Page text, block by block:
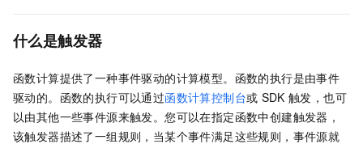
什么是触发器
函数计算提供了一种事件驱动的计算模型。函数的执行是由事件
驱动的。函数的执行可以通过函数计算控制台或 SDK 触发，也可
以由其他一些事件源来触发。您可以在指定函数中创建触发器，
该触发器描述了一组规则，当某个事件满足这些规则，事件源就